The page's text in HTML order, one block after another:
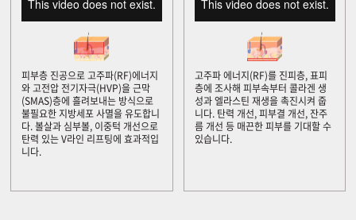
피부층 진공으로 고주파(RF)에너지
와 고전압 전기자극(HVP)을 근막
(SMAS)층에 흘려보내는 방식으로
불필요한 지방세포 사멸을 유도합니
다. 볼살과 심부볼, 이중턱 개선으로
탄력 있는 V라인 리프팅에 효과적입
니다.
고주파 에너지(RF)를 진피층, 표피
층에 조사해 피부속부터 콜라겐 생
성과 엘라스틴 재생을 촉진시켜 줍
니다. 탄력 개선, 피부결 개선, 잔주
름 개선 등 매끈한 피부를 기대할 수
있습니다.